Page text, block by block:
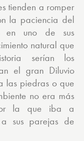
tienden a romper
la paciencia del
en uno de sus
natural que
serían los
el gran Diluvio
las piedras o que
no era más
la que iba a
a sus parejas de